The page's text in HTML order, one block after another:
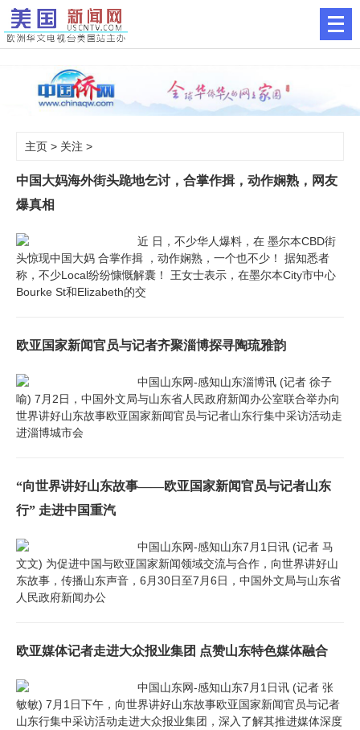
主页 > 关注 >
中国大妈海外街头跪地乞讨，合掌作揖，动作娴熟，网友
爆真相
近 日，不少华人爆料，在 墨尔本CBD街
头惊现中国大妈 合掌作揖 ，动作娴熟，一个也不少！ 据知悉者
称，不少Local纷纷慷慨解囊！ 王女士表示，在墨尔本City市中心
Bourke St和Elizabeth的交
欧亚国家新闻官员与记者齐聚淄博探寻陶琉雅韵
中国山东网-感知山东淄博讯 (记者 徐子
喻) 7月2日，中国外文局与山东省人民政府新闻办公室联合举办向
世界讲好山东故事欧亚国家新闻官员与记者山东行集中采访活动走
进淄博城市会
“向世界讲好山东故事——欧亚国家新闻官员与记者山东
行” 走进中国重汽
中国山东网-感知山东7月1日讯 (记者 马
文文) 为促进中国与欧亚国家新闻领域交流与合作，向世界讲好山
东故事，传播山东声音，6月30日至7月6日，中国外文局与山东省
人民政府新闻办公
欧亚媒体记者走进大众报业集团 点赞山东特色媒体融合
中国山东网-感知山东7月1日讯 (记者 张
敏敏) 7月1日下午，向世界讲好山东故事欧亚国家新闻官员与记者
山东行集中采访活动走进大众报业集团，深入了解其推进媒体深度